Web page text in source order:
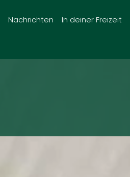
Nachrichten In deiner Freizeit